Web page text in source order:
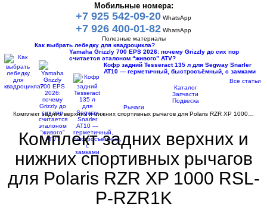
Мобильные номера:
+7 925 542-09-20 WhatsApp
+7 926 400-01-82 WhatsApp
Полезные материалы
Как выбрать лебедку для квадроцикла?
Yamaha Grizzly 700 EPS 2026: почему Grizzly до сих пор
считается эталоном “живого” ATV?
Кофр задний Tesseract 135 л для Segway Snarler
AT10 — герметичный, быстросъёмный, с замками
Все статьи
Каталог
Запчасти
Подвеска
Рычаги
Комплект задних верхних и нижних спортивных рычагов для Polaris RZR XP 1000…
Комплект задних верхних и
нижних спортивных рычагов
для Polaris RZR XP 1000 RSL-
P-RZR1K